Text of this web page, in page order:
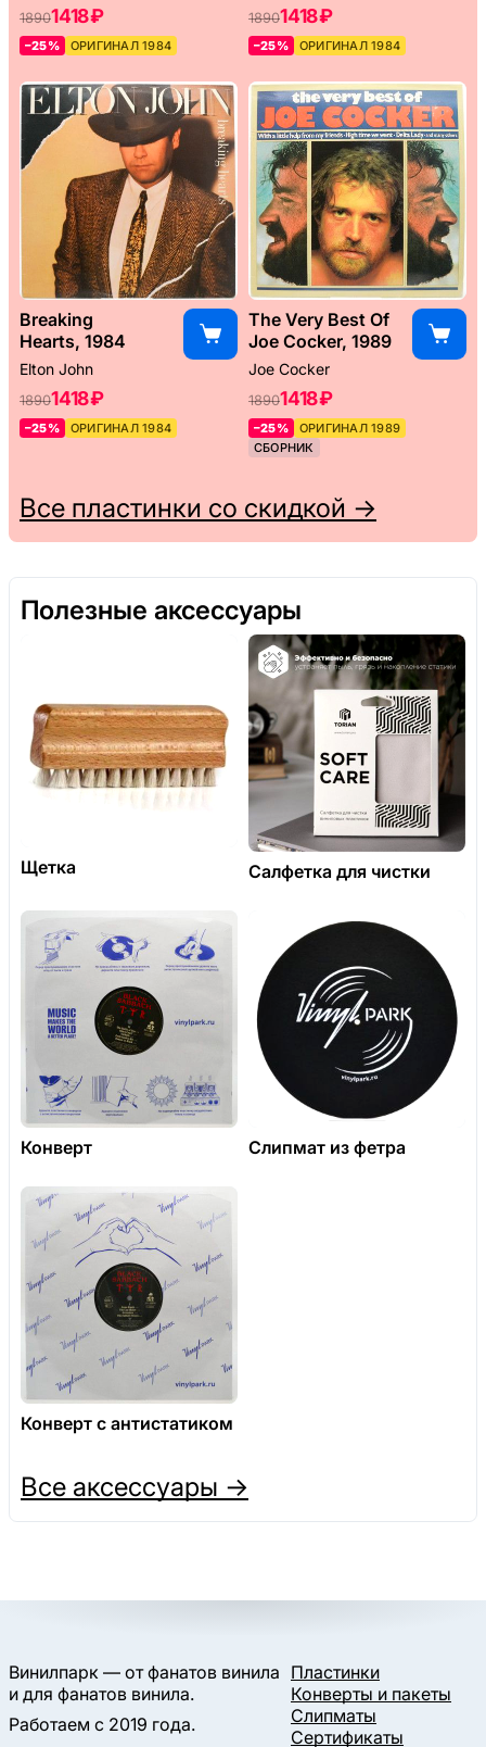
18901418 ₽
–25% ОРИГИНАЛ 1984
18901418 ₽
–25% ОРИГИНАЛ 1984
Breaking
Hearts, 1984
Elton John
18901418 ₽
–25% ОРИГИНАЛ 1984
The Very Best Of
Joe Cocker, 1989
Joe Cocker
18901418 ₽
–25%
ОРИГИНАЛ 1989
СБОРНИК
Все пластинки со скидкой →
Полезные аксессуары
Щетка Салфетка для чистки
Конверт Слипмат из фетра
Конверт с антистатиком
Все аксессуары →
Винилпарк — от фанатов винила
и для фанатов винила.
Работаем с 2019 года.
Пластинки
Конверты и пакеты
Слипматы
Сертификаты